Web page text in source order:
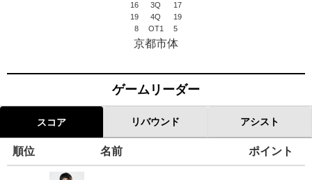
16
3Q
17
19
4Q
19
8
OT1 5
京都市体
ゲームリーダー
スコア リバウンド アシスト
順位 名前 ポイント